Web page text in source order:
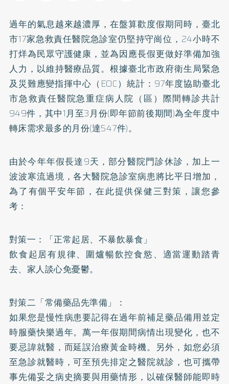
過年的氣息越來越濃厚，在盤算歡度假期同時，臺北
市17家急救責任醫院急診室仍堅持守崗位，24小時不
打烊為民眾守護健康，並為因應長假更做好準備加強
人力，以維持醫療品質。根據臺北市政府衛生局緊急
及災難應變指揮中心（EOC）統計：97年度協助臺北
市急救責任醫院急重症病人院（區）際間轉診共計
949件，其中1月至3月份(即年節前後期間)為全年度中
轉床需求最多的月份(達547件)。
由於今年年假長達9天，部分醫院門診休診，加上一
波波寒流過境，各大醫院急診室病患將比平日增加，
為了有個平安年節，在此提供保健三對策，讓您參
考：
對策一：「正常起居、不暴飲暴食」
飲食起居有規律、圍爐暢飲控食慾、適當運動踏青
去、家人談心免憂鬱。
對策二「常備藥品先準備」：
如果您是慢性病患要記得在過年前補足藥品備用並定
時服藥快樂過年。萬一年假期間病情出現變化，也不
要忌諱就醫，而延誤治療黃金時機。另外，如您必須
至急診就醫時，可至預先排定之醫院就診，也可攜帶
事先備妥之病史摘要與用藥情形，以確保醫師能即時